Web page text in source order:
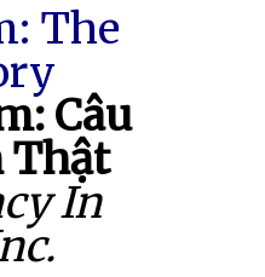
The
Câu
Thật
In